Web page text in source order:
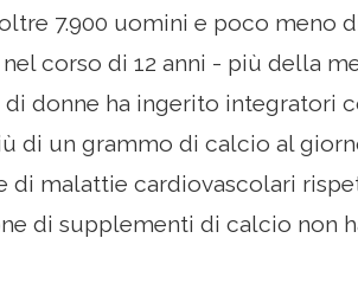
7.900 uomini e poco meno
corso di 12 anni - più della
donne ha ingerito integratori
di un grammo di calcio al
di malattie cardiovascolari
di supplementi di calcio non